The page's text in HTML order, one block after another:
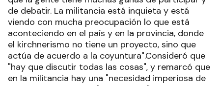
de debatir. La militancia está inquieta y está
viendo con mucha preocupación lo que está
aconteciendo en el país y en la provincia, donde
el kirchnerismo no tiene un proyecto, sino que
actúa de acuerdo a la coyuntura".Consideró que
"hay que discutir todas las cosas", y remarcó que
en la militancia hay una "necesidad imperiosa de